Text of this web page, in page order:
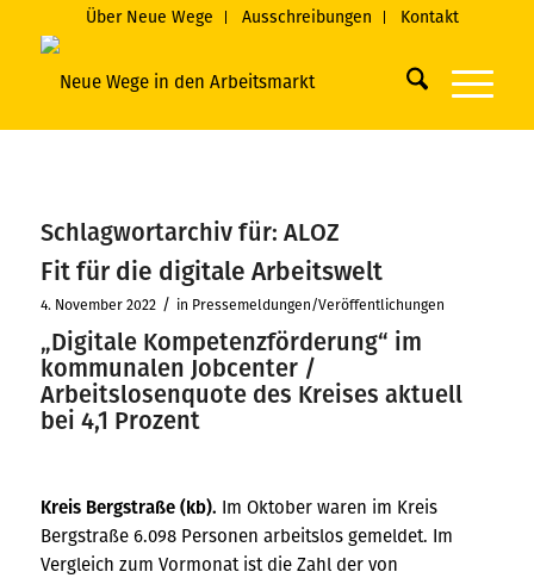
Über Neue Wege Ausschreibungen Kontakt
Schlagwortarchiv für: ALOZ
Fit für die digitale Arbeitswelt
4. November 2022 / in Pressemeldungen/Veröffentlichungen
„Digitale Kompetenzförderung“ im
kommunalen Jobcenter /
Arbeitslosenquote des Kreises aktuell
bei 4,1 Prozent
Kreis Bergstraße (kb). Im Oktober waren im Kreis
Bergstraße 6.098 Personen arbeitslos gemeldet. Im
Vergleich zum Vormonat ist die Zahl der von